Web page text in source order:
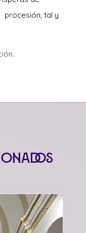
procesión, tal y
.